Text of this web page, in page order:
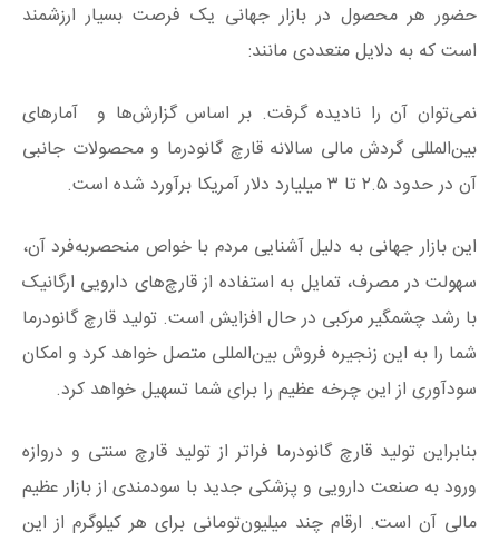
حضور هر محصول در بازار جهانی یک فرصت بسیار ارزشمند
است که به دلایل متعددی مانند:
نمی‌توان آن را نادیده گرفت. بر اساس گزارش‌ها و آمارهای
بین‌المللی گردش مالی سالانه قارچ گانودرما و محصولات جانبی
آن در حدود ۲.۵ تا ۳ میلیارد دلار آمریکا برآورد شده است.
این بازار جهانی به دلیل آشنایی مردم با خواص منحصربه‌فرد آن،
سهولت در مصرف، تمایل به استفاده از قارچ‌های دارویی ارگانیک
با رشد چشمگیر مرکبی در حال افزایش است. تولید قارچ گانودرما
شما را به این زنجیره فروش بین‌المللی متصل خواهد کرد و امکان
سودآوری از این چرخه عظیم را برای شما تسهیل خواهد کرد.
بنابراین تولید قارچ گانودرما فراتر از تولید قارچ سنتی و دروازه
ورود به صنعت دارویی و پزشکی جدید با سودمندی از بازار عظیم
مالی آن است. ارقام چند میلیون‌تومانی برای هر کیلوگرم از این